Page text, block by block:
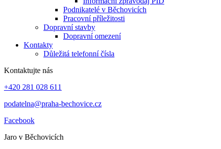
Podnikatelé v Běchovicích
Pracovní příležitosti
Dopravní stavby
Dopravní omezení
Kontakty
Důležitá telefonní čísla
Kontaktujte nás
+420 281 028 611
podatelna@praha-bechovice.cz
Facebook
Jaro v Běchovicích